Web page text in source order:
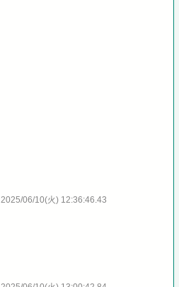
2025/06/10(火) 12:36:46.43